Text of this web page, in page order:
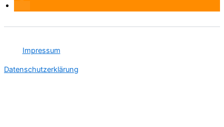
Impressum
Datenschutzerklärung